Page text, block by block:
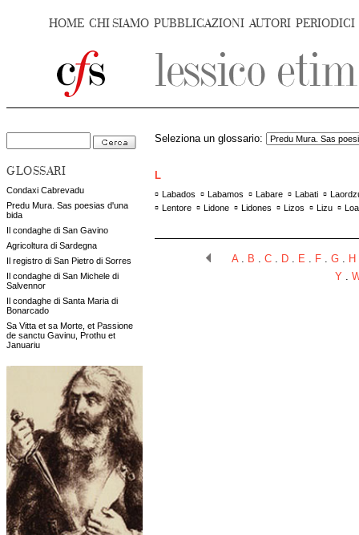
HOME CHI SIAMO PUBBLICAZIONI AUTORI PERIODICI
GLOSSARI
Condaxi Cabrevadu
Predu Mura. Sas poesias d'una
bida
Il condaghe di San Gavino
Agricoltura di Sardegna
Il registro di San Pietro di Sorres
Il condaghe di San Michele di
Salvennor
Il condaghe di Santa Maria di
Bonarcado
Sa Vitta et sa Morte, et Passione
de sanctu Gavinu, Prothu et
Januariu
Seleziona un glossario:
L
▫ Labados ▫ Labamos ▫ Labare ▫ Labati ▫
▫ Lentore ▫ Lidone ▫ Lidones ▫ Lizos ▫ Lizu ▫ Loa
A. B . C . D . E . F . G . H
Y .